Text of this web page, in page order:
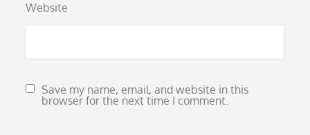
Website
Save my name, email, and website in this
browser for the next time I comment.